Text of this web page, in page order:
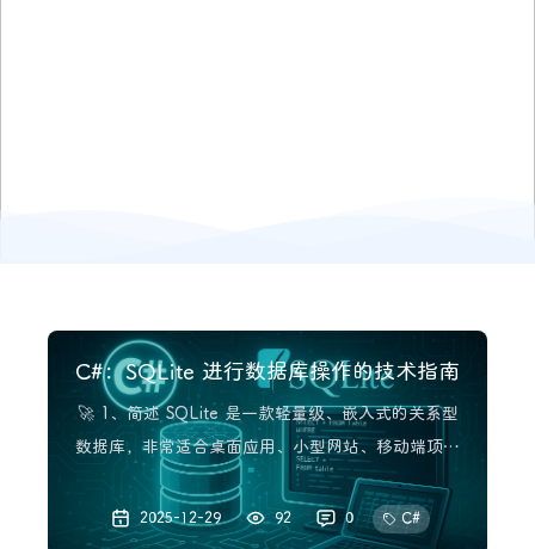
C#：SQLite 进行数据库操作的技术指南
🚀 1、简述 SQLite 是一款轻量级、嵌入式的关系型
数据库，非常适合桌面应用、小型网站、移动端项目
或需要“零配置数据库”的场景。本文将带你从零开
始，在 C# 中使用 SQLite 进行数据库操作，并提供
2025-12-29 92 0 C#